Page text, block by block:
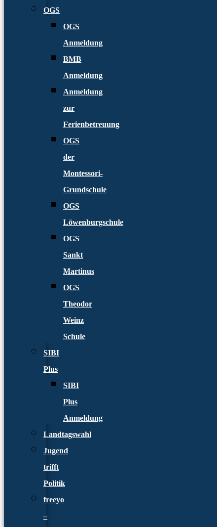
OGS
OGS
Anmeldung
BMB
Anmeldung
Anmeldung
zur
Ferienbetreuung
OGS
der
Montessori-
Grundschule
OGS
Löwenburgschule
OGS
Sankt
Martinus
OGS
Theodor
Weinz
Schule
SIBI
Plus
SIBI
Plus
Anmeldung
Landtagswahl
Jugend
trifft
Politik
freeyo
–